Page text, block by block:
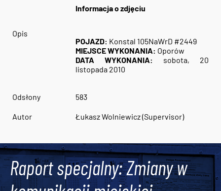
Informacja o zdjęciu
Opis
POJAZD: Konstal 105NaWrD #2449
MIEJSCE WYKONANIA: Oporów
DATA WYKONANIA: sobota, 20
listopada 2010
Odsłony 583
Autor Łukasz Wolniewicz (Supervisor)
Raport specjalny: Zmiany w